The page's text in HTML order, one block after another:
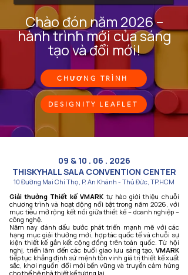
Chào đón năm 2026 –
hành trình mới của sáng
tạo và đổi mới!
CHƯƠNG TRÌNH
DESIGNITY LEAFLET
09 & 10 . 06 . 2026
THISKYHALL SALA CONVENTION CENTER
10 Đường Mai Chí Thọ, P. An Khánh - Thủ Đức, TP.HCM
Giải thưởng Thiết kế VMARK tự hào giới thiệu chuỗi
chương trình và hoạt động nổi bật trong năm 2026, với
mục tiêu mở rộng kết nối giữa thiết kế – doanh nghiệp –
công nghệ.
Năm nay đánh dấu bước phát triển mạnh mẽ với các
hạng mục giải thưởng mới, hợp tác quốc tế và chuỗi sự
kiện thiết kế gắn kết cộng đồng trên toàn quốc. Từ hội
nghị, triển lãm đến các buổi giao lưu sáng tạo, VMARK
tiếp tục khẳng định sứ mệnh tôn vinh giá trị thiết kế xuất
sắc, khơi nguồn đổi mới bền vững và truyền cảm hứng
cho thế hệ nhà thiết kế tương lai.